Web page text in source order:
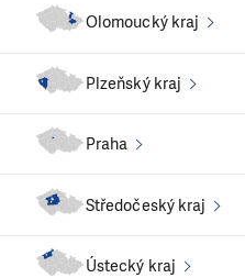
Olomoucký kraj
Plzeňský kraj
Praha
Středočeský kraj
Ústecký kraj